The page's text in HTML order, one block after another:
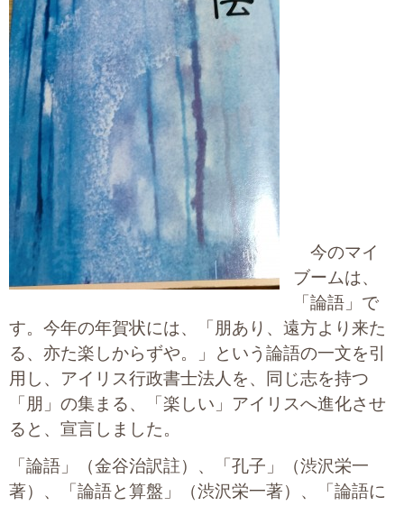
今のマイ
ブームは、
「論語」で
す。今年の年賀状には、「朋あり、遠方より来た
る、亦た楽しからずや。」という論語の一文を引
用し、アイリス行政書士法人を、同じ志を持つ
「朋」の集まる、「楽しい」アイリスへ進化させ
ると、宣言しました。
「論語」（金谷治訳註）、「孔子」（渋沢栄一
著）、「論語と算盤」（渋沢栄一著）、「論語に
その他各種手続き
費用の目安
お客様の声
よくあるご質問
採用情報・パートナー募集
新着情報
プライバシーポリシー
営業時間: 9：00～18：009：00～18：00